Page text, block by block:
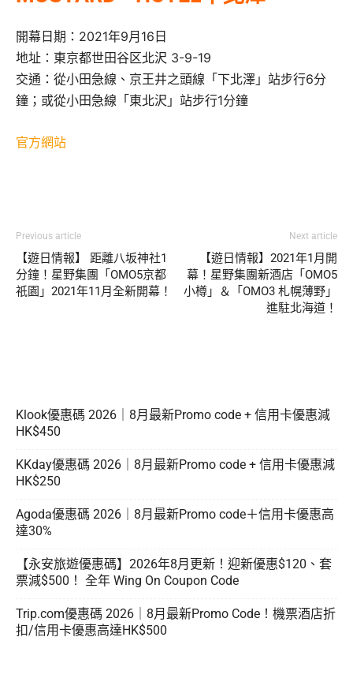
開幕日期：2021年9月16日
地址：東京都世田谷区北沢 3-9-19
交通：從小田急線、京王井之頭線「下北澤」站步行6分
鐘；或從小田急線「東北沢」站步行1分鐘
官方網站
Previous article
【遊日情報】 距離八坂神社1
分鐘！星野集團「OMO5京都
祇園」2021年11月全新開幕！
Next article
【遊日情報】2021年1月開
幕！星野集團新酒店「OMO5
小樽」＆「OMO3 札幌薄野」
進駐北海道！
Klook優惠碼 2026｜8月最新Promo code + 信用卡優惠減
HK$450
KKday優惠碼 2026｜8月最新Promo code + 信用卡優惠減
HK$250
Agoda優惠碼 2026｜8月最新Promo code＋信用卡優惠高
達30%
【永安旅遊優惠碼】2026年8月更新！迎新優惠$120、套
票減$500！ 全年 Wing On Coupon Code
Trip.com優惠碼 2026｜8月最新Promo Code！機票酒店折
扣/信用卡優惠高達HK$500